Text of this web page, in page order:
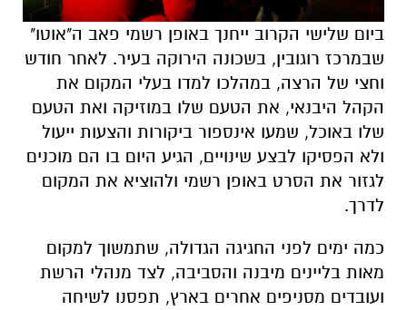
ביום שלישי הקרוב ייחנך באופן רשמי פאב ה"אוטו"
שבמרכז רוגובין, בשכונה הירוקה בעיר. לאחר חודש
וחצי של הרצה, במהלכו למדו בעלי המקום את
הקהל היבנאי, את הטעם שלו במוזיקה ואת הטעם
שלו באוכל, שמעו אינספור ביקורות והצעות ייעול
ולא הפסיקו לבצע שינויים, הגיע היום בו הם מוכנים
לגזור את הסרט באופן רשמי ולהוציא את המקום
לדרך.
כמה ימים לפני החגיגה הגדולה, שתמשוך למקום
מאות בליינים מיבנה והסביבה, לצד מנהלי הרשת
ועובדים מסניפים אחרים בארץ, תפסנו לשיחה